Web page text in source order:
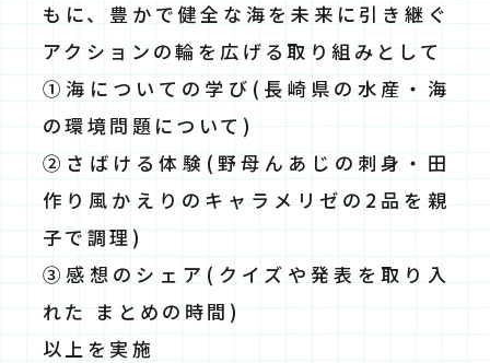
もに、豊かで健全な海を未来に引き継ぐ
アクションの輪を広げる取り組みとして
①海についての学び(長崎県の水産・海
の環境問題について)
②さばける体験(野母んあじの刺身・田
作り風かえりのキャラメリゼの2品を親
子で調理)
③感想のシェア(クイズや発表を取り入
れた まとめの時間)
以上を実施